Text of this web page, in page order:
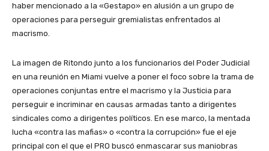
haber mencionado a la «Gestapo» en alusión a un grupo de
operaciones para perseguir gremialistas enfrentados al
macrismo.
La imagen de Ritondo junto a los funcionarios del Poder Judicial
en una reunión en Miami vuelve a poner el foco sobre la trama de
operaciones conjuntas entre el macrismo y la Justicia para
perseguir e incriminar en causas armadas tanto a dirigentes
sindicales como a dirigentes políticos. En ese marco, la mentada
lucha «contra las mafias» o «contra la corrupción» fue el eje
principal con el que el PRO buscó enmascarar sus maniobras